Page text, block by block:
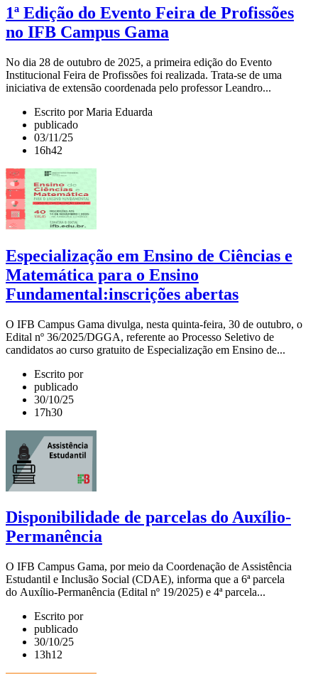
1ª Edição do Evento Feira de Profissões
no IFB Campus Gama
No dia 28 de outubro de 2025, a primeira edição do Evento
Institucional Feira de Profissões foi realizada. Trata-se de uma
iniciativa de extensão coordenada pelo professor Leandro...
Escrito por Maria Eduarda
publicado
03/11/25
16h42
Especialização em Ensino de Ciências e
Matemática para o Ensino
Fundamental:inscrições abertas
O IFB Campus Gama divulga, nesta quinta-feira, 30 de outubro, o
Edital nº 36/2025/DGGA, referente ao Processo Seletivo de
candidatos ao curso gratuito de Especialização em Ensino de...
Escrito por
publicado
30/10/25
17h30
Disponibilidade de parcelas do Auxílio-
Permanência
O IFB Campus Gama, por meio da Coordenação de Assistência
Estudantil e Inclusão Social (CDAE), informa que a 6ª parcela
do Auxílio-Permanência (Edital nº 19/2025) e 4ª parcela...
Escrito por
publicado
30/10/25
13h12